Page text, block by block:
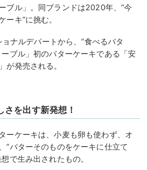
ブル」。同ブランドは2020年、“今
ーキ”に挑む。
ナルデパートから、“食べるバタ
ブル」初のバターケーキである「安
が発売される。
さを出す新発想！
ーケーキは、小麦も卵も使わず、オ
“バターそのものをケーキに仕立て
で生み出されたもの。